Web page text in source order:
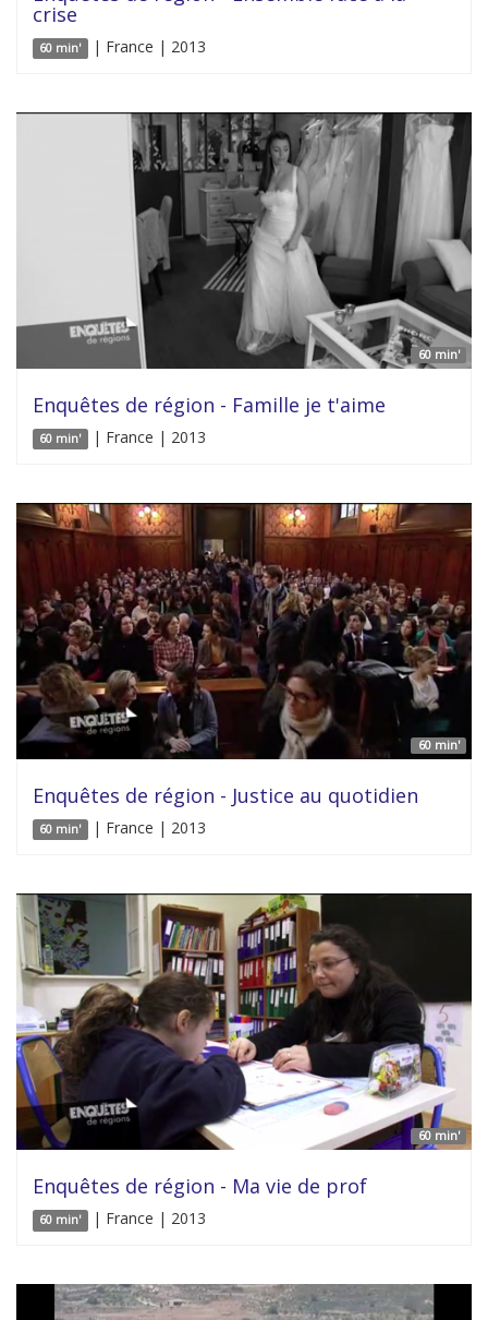
crise
60 min' | France | 2013
60 min'
Enquêtes de région - Famille je t'aime
60 min' | France | 2013
60 min'
Enquêtes de région - Justice au quotidien
60 min' | France | 2013
60 min'
Enquêtes de région - Ma vie de prof
60 min' | France | 2013